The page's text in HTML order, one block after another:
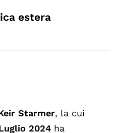
estera
Starmer, la cui
2024 ha